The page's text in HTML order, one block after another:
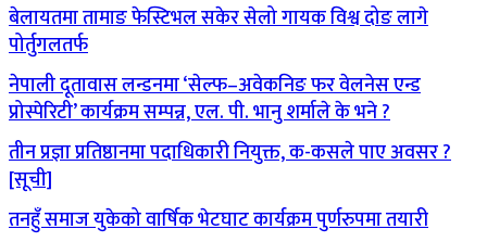
बेलायतमा तामाङ फेस्टिभल सकेर सेलो गायक विश्व दोङ लागे
पोर्तुगलतर्फ
नेपाली दूतावास लन्डनमा ‘सेल्फ–अवेकनिङ फर वेलनेस एन्ड
प्रोस्पेरिटी’ कार्यक्रम सम्पन्न, एल. पी. भानु शर्माले के भने ?
तीन प्रज्ञा प्रतिष्ठानमा पदाधिकारी नियुक्त, क-कसले पाए अवसर ?
[सूची]
तनहुँ समाज युकेको वार्षिक भेटघाट कार्यक्रम पुर्णरुपमा तयारी